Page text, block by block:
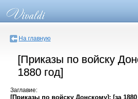
На главную
[Приказы по войску
1880 год]
Заглавие:
[Приказы по войску Донскому]: [за 1880